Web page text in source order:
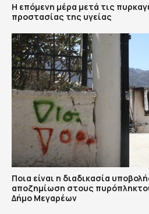
Η επόμενη μέρα μετά τις
προστασίας της υγείας
Ποια είναι η διαδικασία
αποζημίωση στους
Δήμο Μεγαρέων